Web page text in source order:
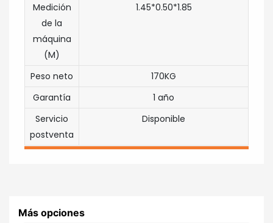
Medición
de la
máquina
(M)
1.45*0.50*1.85
Peso neto
170KG
Garantía
1 año
Servicio
postventa
Disponible
Más opciones